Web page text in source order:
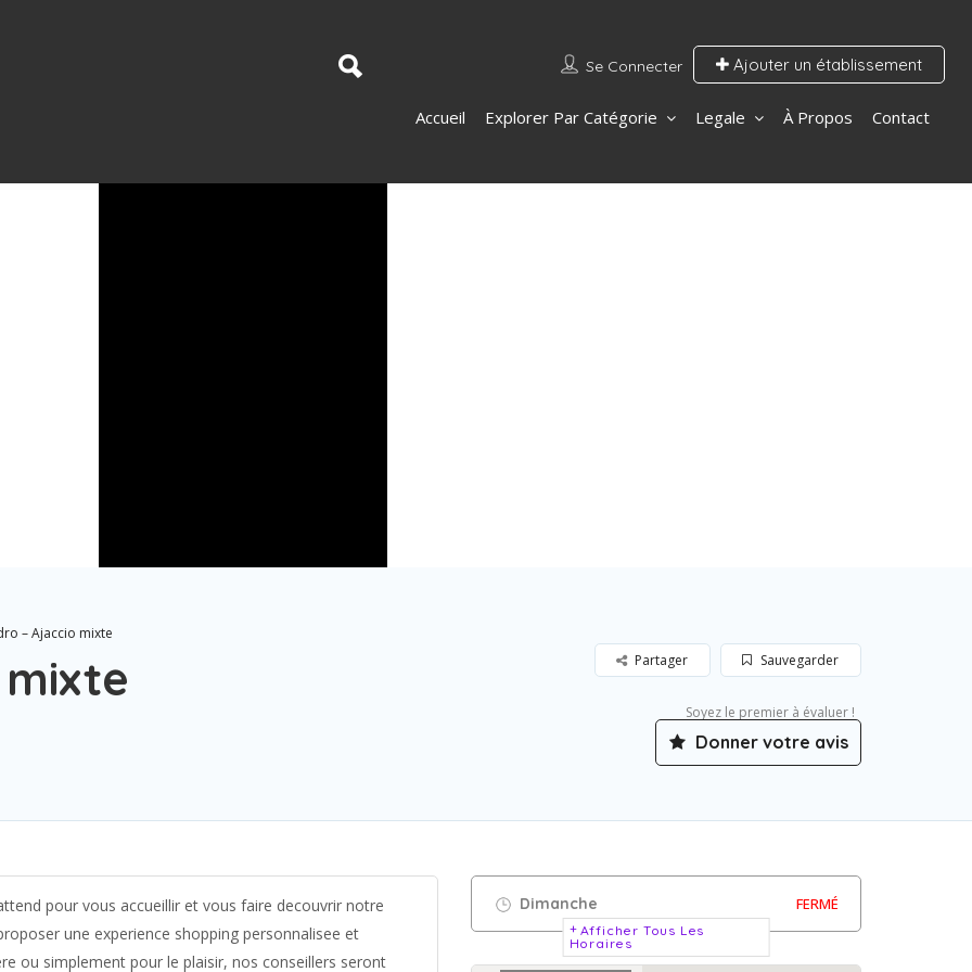
Se Connecter Ajouter un établissement
Accueil Explorer Par Catégorie Legale À Propos Contact
– Ajaccio mixte
Sauvegarder
Partager
Soyez le premier à évaluer !
Donner votre avis
pour vous accueillir et vous faire decouvrir notre
une experience shopping personnalisee et
ou simplement pour le plaisir, nos conseillers seront
Dimanche FERMÉ
Afficher Tous Les
Horaires